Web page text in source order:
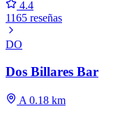
4.4
1165 reseñas
DO
Dos Billares Bar
A 0.18 km